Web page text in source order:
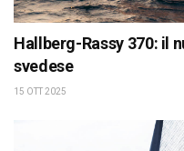
Hallberg-Rassy 370: il
svedese
15 OTT 2025